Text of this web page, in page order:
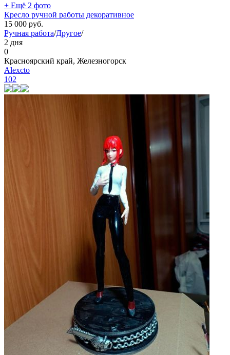
+ Ещё 2 фото
Кресло ручной работы декоративное
15 000 руб.
Ручная работа/Другое/
2 дня
0
Красноярский край, Железногорск
Alexcto
102